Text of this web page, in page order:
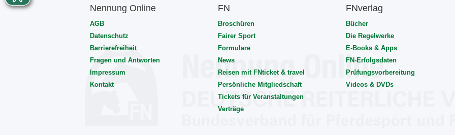
Nennung Online
AGB
Datenschutz
Barrierefreiheit
Fragen und Antworten
Impressum
Kontakt
FN
Broschüren
Fairer Sport
Formulare
News
Reisen mit FNticket & travel
Persönliche Mitgliedschaft
Tickets für Veranstaltungen
Verträge
FNverlag
Bücher
Die Regelwerke
E-Books & Apps
FN-Erfolgsdaten
Prüfungsvorbereitung
Videos & DVDs